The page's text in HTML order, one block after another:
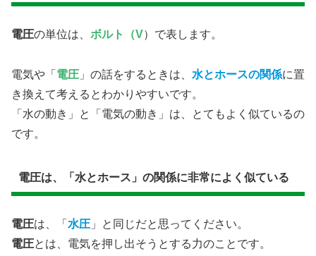
電圧の単位は、 ボルト（V）で表します。
電気や「 電圧 」の話をするときは、 水とホースの関係に置
き換えて考えるとわかりやすいです。
「水の動き」と「電気の動き」は、とてもよく似ているの
です。
電圧は、「水とホース」の関係に非常によく似ている
電圧は、「 水圧 」と同じだと思ってください。
電圧とは、電気を押し出そうとする力のことです。